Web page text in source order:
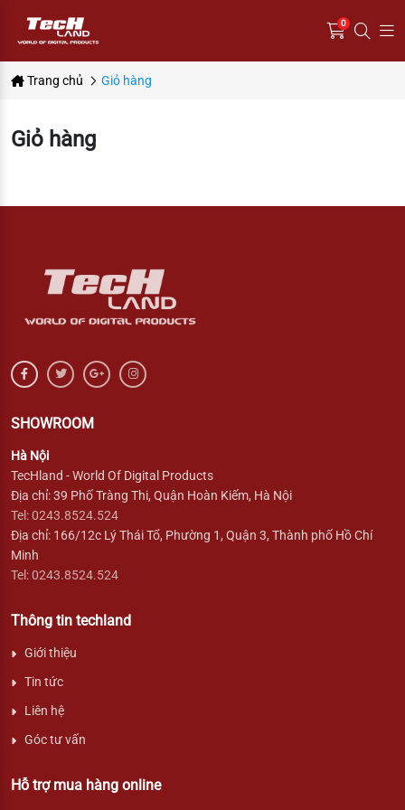
0
Trang chủ Giỏ hàng
Giỏ hàng
SHOWROOM
Hà Nội
TecHland - World Of Digital Products
Địa chỉ: 39 Phố Tràng Thi, Quận Hoàn Kiếm, Hà Nội
Tel: 0243.8524.524
Địa chỉ: 166/12c Lý Thái Tổ, Phường 1, Quận 3, Thành phố Hồ Chí
Minh
Tel: 0243.8524.524
Thông tin techland
Giới thiệu
Tin tức
Liên hệ
Góc tư vấn
Hỗ trợ mua hàng online